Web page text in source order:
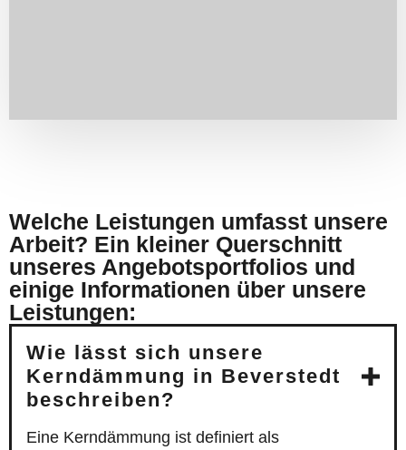
Welche Leistungen umfasst unsere
Arbeit? Ein kleiner Querschnitt
unseres Angebotsportfolios und
einige Informationen über unsere
Leistungen:
Wie lässt sich unsere
Kerndämmung in Beverstedt
beschreiben?
Eine Kerndämmung ist definiert als